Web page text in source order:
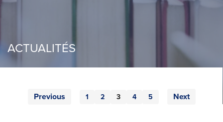
ACTUALITÉS
Previous 1 2 3 4 5 Next